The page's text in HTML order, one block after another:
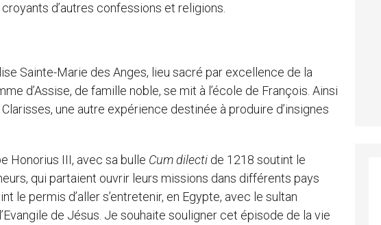
d’autres confessions et religions.
Sainte-Marie des Anges, lieu sacré par excellence de la
d’Assise, de famille noble, se mit à l’école de François. Ainsi
une autre expérience destinée à produire d’insignes
III, avec sa bulle Cum dilecti de 1218 soutint le
qui partaient ouvrir leurs missions dans différents pays
le permis d’aller s’entretenir, en Egypte, avec le sultan
de Jésus. Je souhaite souligner cet épisode de la vie